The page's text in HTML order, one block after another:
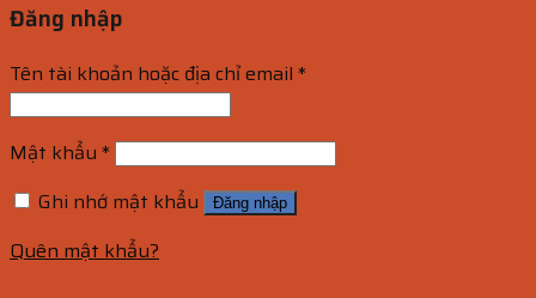
Đăng nhập
Tên tài khoản hoặc địa chỉ email *
Mật khẩu *
Ghi nhớ mật khẩu
Đăng nhập
Quên mật khẩu?